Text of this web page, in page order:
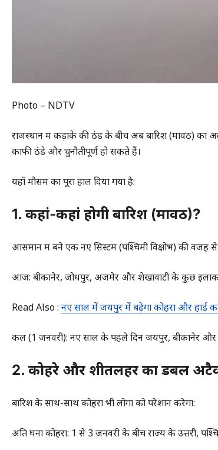
Photo – NDTV
राजस्थान में कड़ाके की ठंड के बीच अब बारिश (मावठ) का
काफी ठंडे और चुनौतीपूर्ण हो सकते हैं।
यहाँ मौसम का पूरा हाल दिया गया है:
1. कहां-कहां होगी बारिश (मावठ)?
आसमान में बने एक नए सिस्टम (पश्चिमी विक्षोभ) की
आज: बीकानेर, जोधपुर, अजमेर और शेखावाटी के कुछ
Read Also : नए साल में जयपुर में बढ़ेगा कोहरा और हार्ड
कल (1 जनवरी): नए साल के पहले दिन जयपुर, बीकानेर और
2. कोहरे और शीतलहर का डबल
बारिश के साथ-साथ कोहरा भी लोगों को परेशान करेगा:
अति घना कोहरा: 1 से 3 जनवरी के बीच राज्य के उत्तरी,